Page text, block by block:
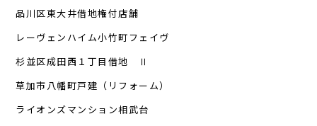
品川区東大井借地権付店舗
レーヴェンハイム小竹町フェイヴ
杉並区成田西１丁目借地 Ⅱ
草加市八幡町戸建（リフォーム）
ライオンズマンション相武台